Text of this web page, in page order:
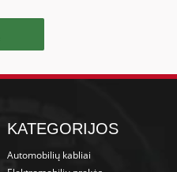
KATEGORIJOS
Automobilių kabliai